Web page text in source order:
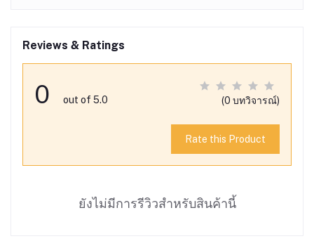
Reviews & Ratings
0 out of 5.0 (0 บทวิจารณ์)
Rate this Product
ยังไม่มีการรีวิวสำหรับสินค้านี้